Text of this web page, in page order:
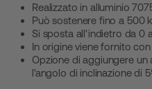
Realizzato in alluminio
Può sostenere fino a 500
Si sposta all'indietro da 0
In origine viene fornito con
Opzione di aggiungere
l'angolo di inclinazione di